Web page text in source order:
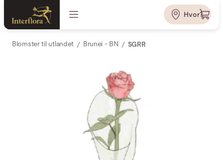
Hvor?
Blomster til utlandet Brunei - BN SGRR